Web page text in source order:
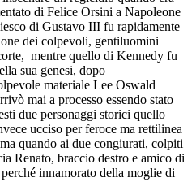
di Felice Orsini a Napoleone
di Gustavo III fu rapidamente
dei colpevoli, gentiluomini
mentre quello di Kennedy fu
sua genesi, dopo
materiale Lee Oswald
mai a processo essendo stato
due personaggi storici quello
ucciso per feroce ma rettilinea
quando ai due congiurati, colpiti
Renato, braccio destro e amico di
innamorato della moglie di